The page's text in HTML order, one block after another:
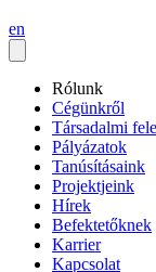
en
Rólunk
Cégünkről
Társadalmi
Pályázatok
Tanúsításaink
Projektjeink
Hírek
Befektetőknek
Karrier
Kapcsolat